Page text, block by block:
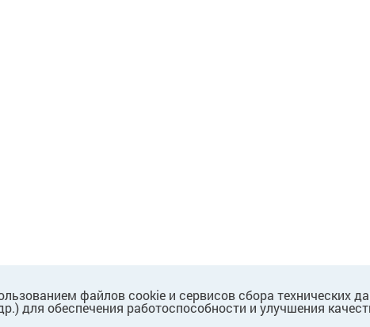
файлов cookie и сервисов сбора технических
для обеспечения работоспособности и улучшения